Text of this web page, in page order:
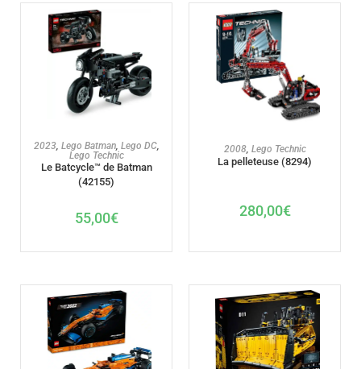
2023 Lego Batman, Lego DC,
Lego Technic
Le Batcycle™ de Batman
(42155)
55,00€
AJOUTER AU PANIER
2008, Lego Technic
La pelleteuse (8294)
280,00€